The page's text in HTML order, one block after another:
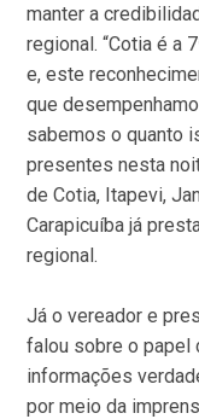
manter a
regional. “Cotia é a
e, este
que
sabemos o quanto
presentes nesta
de Cotia, Itapevi,
Carapicuíba já
regional.
Já o vereador e
falou sobre o papel
informações
por meio da